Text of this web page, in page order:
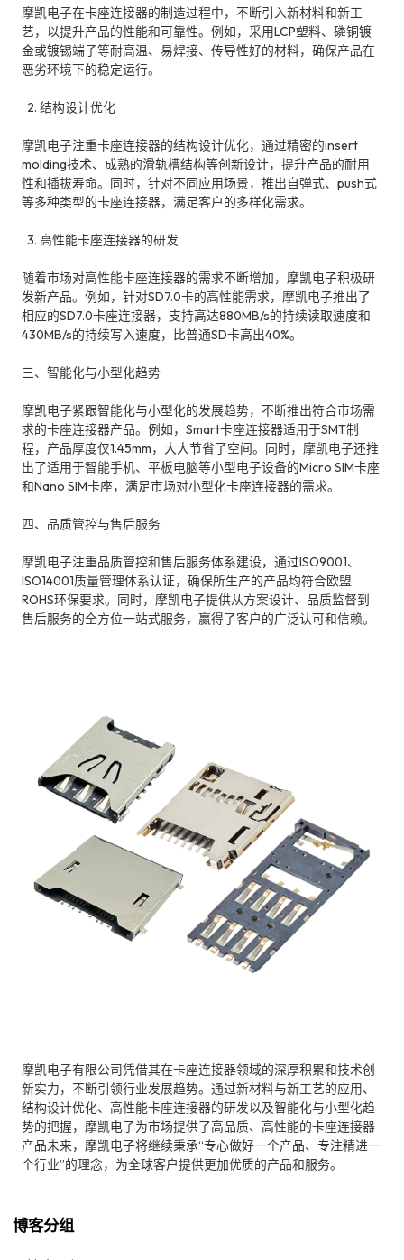
摩凯电子在卡座连接器的制造过程中，不断引入新材料和新工
艺，以提升产品的性能和可靠性。例如，采用LCP塑料、磷铜镀
金或镀锡端子等耐高温、易焊接、传导性好的材料，确保产品在
恶劣环境下的稳定运行。
2. 结构设计优化
摩凯电子注重卡座连接器的结构设计优化，通过精密的insert
molding技术、成熟的滑轨槽结构等创新设计，提升产品的耐用
性和插拔寿命。同时，针对不同应用场景，推出自弹式、push式
等多种类型的卡座连接器，满足客户的多样化需求。
3. 高性能卡座连接器的研发
随着市场对高性能卡座连接器的需求不断增加，摩凯电子积极研
发新产品。例如，针对SD7.0卡的高性能需求，摩凯电子推出了
相应的SD7.0卡座连接器，支持高达880MB/s的持续读取速度和
430MB/s的持续写入速度，比普通SD卡高出40%。
三、智能化与小型化趋势
摩凯电子紧跟智能化与小型化的发展趋势，不断推出符合市场需
求的卡座连接器产品。例如，Smart卡座连接器适用于SMT制
程，产品厚度仅1.45mm，大大节省了空间。同时，摩凯电子还推
出了适用于智能手机、平板电脑等小型电子设备的Micro SIM卡座
和Nano SIM卡座，满足市场对小型化卡座连接器的需求。
四、品质管控与售后服务
摩凯电子注重品质管控和售后服务体系建设，通过ISO9001、
ISO14001质量管理体系认证，确保所生产的产品均符合欧盟
ROHS环保要求。同时，摩凯电子提供从方案设计、品质监督到
售后服务的全方位一站式服务，赢得了客户的广泛认可和信赖。
摩凯电子有限公司凭借其在卡座连接器领域的深厚积累和技术创
新实力，不断引领行业发展趋势。通过新材料与新工艺的应用、
结构设计优化、高性能卡座连接器的研发以及智能化与小型化趋
势的把握，摩凯电子为市场提供了高品质、高性能的卡座连接器
产品未来，摩凯电子将继续秉承“专心做好一个产品、专注精进一
个行业”的理念，为全球客户提供更加优质的产品和服务。
博客分组